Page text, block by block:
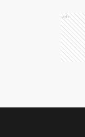
Ads